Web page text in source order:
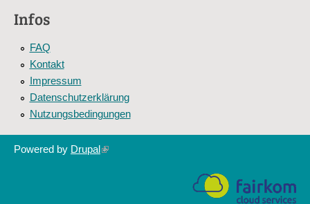
Infos
FAQ
Kontakt
Impressum
Datenschutzerklärung
Nutzungsbedingungen
Powered by Drupal(link